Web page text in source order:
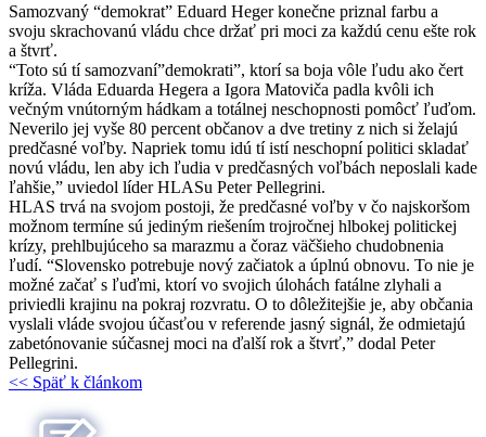
Samozvaný “demokrat” Eduard Heger konečne priznal farbu a
svoju skrachovanú vládu chce držať pri moci za každú cenu ešte rok
a štvrť.
“Toto sú tí samozvaní”demokrati”, ktorí sa boja vôle ľudu ako čert
kríža. Vláda Eduarda Hegera a Igora Matoviča padla kvôli ich
večným vnútorným hádkam a totálnej neschopnosti pomôcť ľuďom.
Neverilo jej vyše 80 percent občanov a dve tretiny z nich si želajú
predčasné voľby. Napriek tomu idú tí istí neschopní politici skladať
novú vládu, len aby ich ľudia v predčasných voľbách neposlali kade
ľahšie,” uviedol líder HLASu Peter Pellegrini.
HLAS trvá na svojom postoji, že predčasné voľby v čo najskoršom
možnom termíne sú jediným riešením trojročnej hlbokej politickej
krízy, prehlbujúceho sa marazmu a čoraz väčšieho chudobnenia
ľudí. “Slovensko potrebuje nový začiatok a úplnú obnovu. To nie je
možné začať s ľuďmi, ktorí vo svojich úlohách fatálne zlyhali a
priviedli krajinu na pokraj rozvratu. O to dôležitejšie je, aby občania
vyslali vláde svojou účasťou v referende jasný signál, že odmietajú
zabetónovanie súčasnej moci na ďalší rok a štvrť,” dodal Peter
Pellegrini.
<< Späť k článkom
Patrícia Medveď Macíková